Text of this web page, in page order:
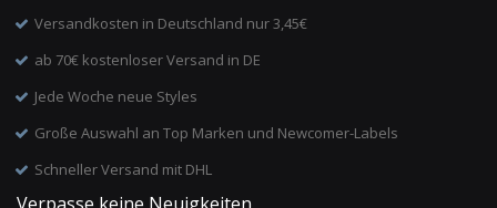
Versandkosten in Deutschland nur 3,45€
ab 70€ kostenloser Versand in DE
Jede Woche neue Styles
Große Auswahl an Top Marken und Newcomer-Labels
Schneller Versand mit DHL